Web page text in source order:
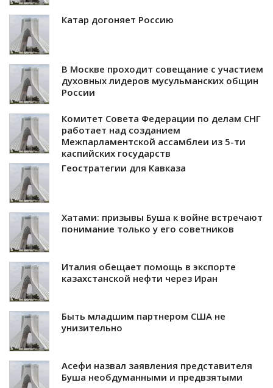
Катар догоняет Россию
В Москве проходит совещание с участием
духовных лидеров мусульманских общин
России
Комитет Совета Федерации по делам СНГ
работает над созданием
Межпарламентской ассамблеи из 5-ти
каспийских государств
Геостратегии для Кавказа
Хатами: призывы Буша к войне встречают
понимание только у его советников
Италия обещает помощь в экспорте
казахстанской нефти через Иран
Быть младшим партнером США не
унизительно
Асефи назвал заявления представителя
Буша необдуманными и предвзятыми